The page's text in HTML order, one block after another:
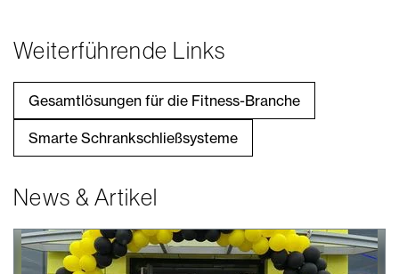
Weiterführende Links
Gesamtlösungen für die Fitness-Branche
Smarte Schrankschließsysteme
News & Artikel